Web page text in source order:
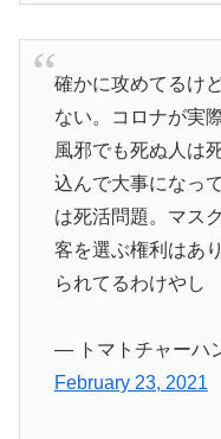
確かに攻めてるけ
ない。コロナが実
風邪でも死ぬ人は
込んで大事になっ
は死活問題。マス
客を選ぶ権利はあ
られてるわけやし
— トマトチャーハ
February 23, 2021